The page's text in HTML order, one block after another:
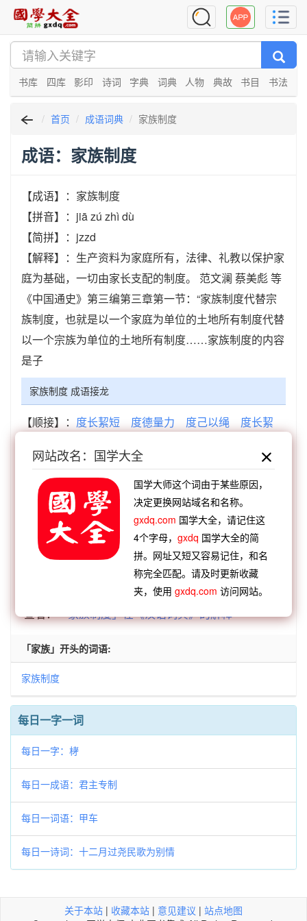
书库 四库 影印 诗词 字典 词典 人物 典故 书目 书法
首页 成语词典 家族制度
成语：家族制度
【成语】：家族制度
【拼音】：jiā zú zhì dù
【简拼】：jzzd
【解释】：生产资料为家庭所有，法律、礼教以保护家
庭为基础，一切由家长支配的制度。 范文澜 蔡美彪 等
《中国通史》第三编第三章第一节：“家族制度代替宗
族制度，也就是以一个家庭为单位的土地所有制度代替
以一个宗族为单位的土地所有制度……家族制度的内容
是子
家族制度 成语接龙
【顺接】： 度长絜短 度德量力 度己以绳
度长絜
【顺接】：廓达大度 征敛无度
不可揆
光阴虚度 社会制度 恢廓大度
一年一度
【逆接】： 国而忘家 箇中人家 胡越一家
灯火万
赋闲在家 诸子百家 尺二冤家
无以为家
【逆接】：家衍人给 家散人亡 家徒四壁
家庭作
家庭妇女 家传户颂 家给民足
查看：「家族制度」在《汉语词典》的解释
「家族」开头的词语:
家族制度
每日一字一词
每日一字：𣑥
每日一成语：君主专制
每日一词语：甲车
每日一诗词：十二月过尧民歌为别情
关于本站 | 收藏本站 | 意见建议 | 站点地图
网站改名：国学大全
国学大师这个词由于某些原因，
决定更换网站域名和名称。
gxdq.com 国学大全，请记住这
4个字母，gxdq 国学大全的简
拼。网址又短又容易记住，和名
称完全匹配。请及时更新收藏
夹，使用gxdq.com 访问网站。